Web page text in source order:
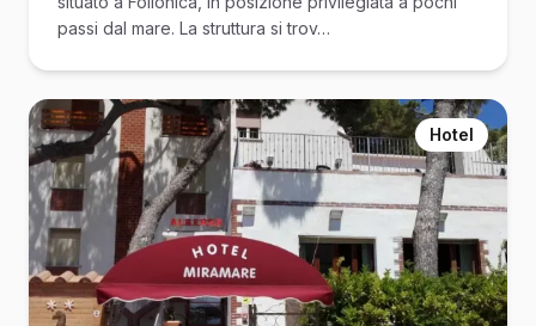
passi dal mare. La struttura si trov…
Hotel